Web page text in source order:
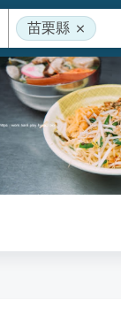
苗栗縣